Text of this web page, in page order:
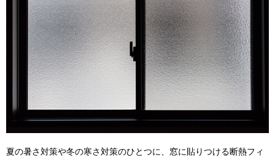
夏の暑さ対策や冬の寒さ対策のひとつに、窓に貼りつける断熱フィ